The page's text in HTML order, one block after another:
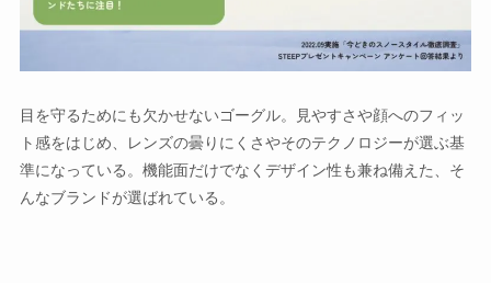
目を守るためにも欠かせないゴーグル。見やすさや顔へのフィッ
ト感をはじめ、レンズの曇りにくさやそのテクノロジーが選ぶ基
準になっている。機能面だけでなくデザイン性も兼ね備えた、そ
んなブランドが選ばれている。